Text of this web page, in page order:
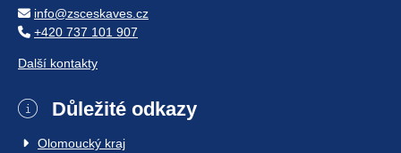
info@zsceskaves.cz
+420 737 101 907
Další kontakty
Důležité odkazy
Olomoucký kraj